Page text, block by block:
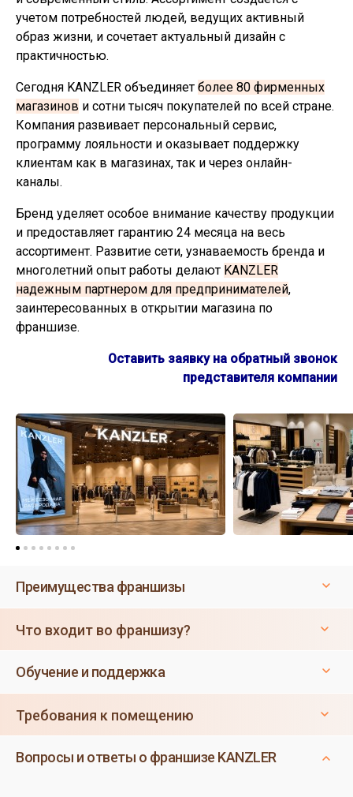
учетом потребностей людей, ведущих активный
образ жизни, и сочетает актуальный дизайн с
практичностью.
Сегодня KANZLER объединяет более 80 фирменных
магазинов и сотни тысяч покупателей по всей стране.
Компания развивает персональный сервис,
программу лояльности и оказывает поддержку
клиентам как в магазинах, так и через онлайн-
каналы.
Бренд уделяет особое внимание качеству продукции
и предоставляет гарантию 24 месяца на весь
ассортимент. Развитие сети, узнаваемость бренда и
многолетний опыт работы делают KANZLER
надежным партнером для предпринимателей,
заинтересованных в открытии магазина по
франшизе.
Оставить заявку на обратный звонок
представителя компании
Преимущества франшизы
Что входит во франшизу?
Обучение и поддержка
Требования к помещению
Вопросы и ответы о франшизе KANZLER